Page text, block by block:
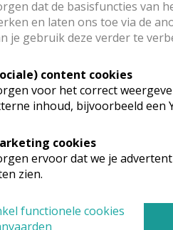
grond van de toenmalige
gebouwd en in 1968 in
1967 05.jpg
1967 06.jpg
dat de basisfuncties van
en laten ons toe via de
je gebruik deze verder te
content cookies
voor het correct
inhoud, bijvoorbeeld een
cookies
ervoor dat we je
zien.
functionele cookies